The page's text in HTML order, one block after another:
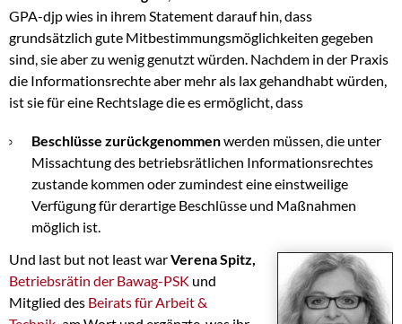
GPA-djp wies in ihrem Statement darauf hin, dass
grundsätzlich gute Mitbestimmungsmöglichkeiten gegeben
sind, sie aber zu wenig genutzt würden. Nachdem in der Praxis
die Informationsrechte aber mehr als lax gehandhabt würden,
ist sie für eine Rechtslage die es ermöglicht, dass
Beschlüsse zurückgenommenwerden müssen, die unter
Missachtung des betriebsrätlichen Informationsrechtes
zustande kommen oder zumindest eine einstweilige
Verfügung für derartige Beschlüsse und Maßnahmen
möglich ist.
Und last but not least warVerena Spitz,
Betriebsrätin der Bawag-PSK und
Mitglied des Beirats für Arbeit &